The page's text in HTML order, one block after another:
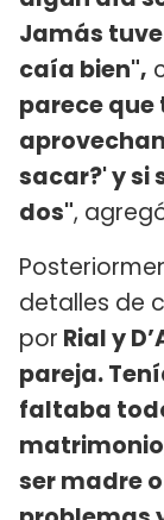
Jamás
caía bien",
parece
sacar?' y si
dos",
detalles de
por Rial y
pareja.
faltaba
ser madre